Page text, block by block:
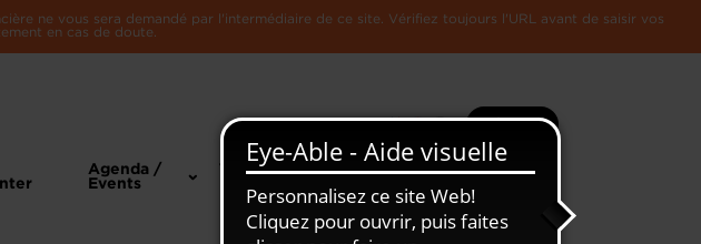
ne vous sera demandé par l'intermédiaire de ce site. Vérifiez toujours l'URL avant de saisir vos
en cas de doute.
Recherche Plus
Agenda /
Events
Toute
L'Economie